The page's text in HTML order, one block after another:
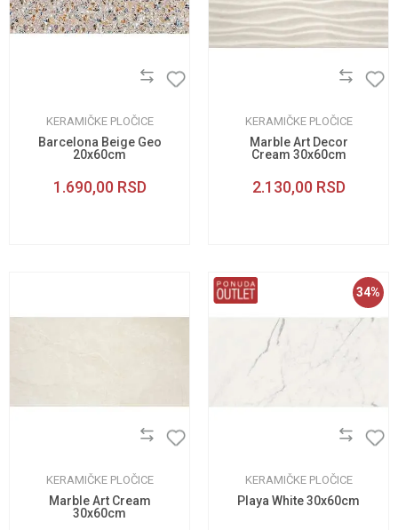
KERAMIČKE PLOČICE
Barcelona Beige Geo
20x60cm
1.690,00 RSD
KERAMIČKE PLOČICE
Marble Art Decor
Cream 30x60cm
2.130,00 RSD
KERAMIČKE PLOČICE
Marble Art Cream
30x60cm
34%
KERAMIČKE PLOČICE
Playa White 30x60cm